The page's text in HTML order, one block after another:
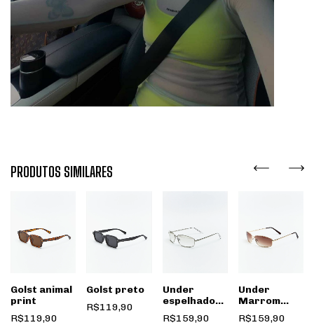
PRODUTOS SIMILARES
Golst animal
print
R$119,90
Golst preto
R$119,90
Under
espelhado
degradê
R$159,90
Under
Marrom
degradê
R$159,90